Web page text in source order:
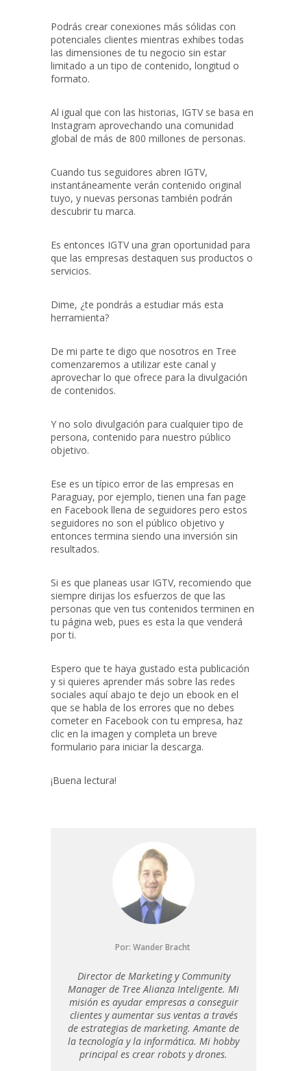
Podrás crear conexiones más sólidas con
potenciales clientes mientras exhibes todas
las dimensiones de tu negocio sin estar
limitado a un tipo de contenido, longitud o
formato.
Al igual que con las historias, IGTV se basa en
Instagram aprovechando una comunidad
global de más de 800 millones de personas.
Cuando tus seguidores abren IGTV,
instantáneamente verán contenido original
tuyo, y nuevas personas también podrán
descubrir tu marca.
Es entonces IGTV una gran oportunidad para
que las empresas destaquen sus productos o
servicios.
Dime, ¿te pondrás a estudiar más esta
herramienta?
De mi parte te digo que nosotros en Tree
comenzaremos a utilizar este canal y
aprovechar lo que ofrece para la divulgación
de contenidos.
Y no solo divulgación para cualquier tipo de
persona, contenido para nuestro público
objetivo.
Ese es un típico error de las empresas en
Paraguay, por ejemplo, tienen una fan page
en Facebook llena de seguidores pero estos
seguidores no son el público objetivo y
entonces termina siendo una inversión sin
resultados.
Si es que planeas usar IGTV, recomiendo que
siempre dirijas los esfuerzos de que las
personas que ven tus contenidos terminen en
tu página web, pues es esta la que venderá
por ti.
Espero que te haya gustado esta publicación
y si quieres aprender más sobre las redes
sociales aquí abajo te dejo un ebook en el
que se habla de los errores que no debes
cometer en Facebook con tu empresa, haz
clic en la imagen y completa un breve
formulario para iniciar la descarga.
¡Buena lectura!
Por: Wander Bracht
Director de Marketing y Community
Manager de Tree Alianza Inteligente. Mi
misión es ayudar empresas a conseguir
clientes y aumentar sus ventas a través
de estrategias de marketing. Amante de
la tecnología y la informática. Mi hobby
principal es crear robots y drones.